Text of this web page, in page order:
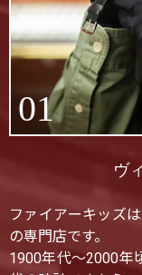
01
ヴ
ファイアーキッズ
の専門店です。
1900年代〜2000年